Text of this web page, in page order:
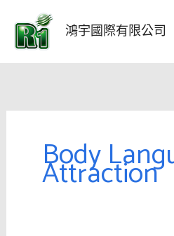
要
鴻宇國際有限公司
Body
Attraction